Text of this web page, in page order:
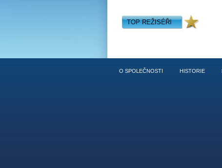
TOP REŽISÉŘI
O SPOLEČNOSTI HISTORIE